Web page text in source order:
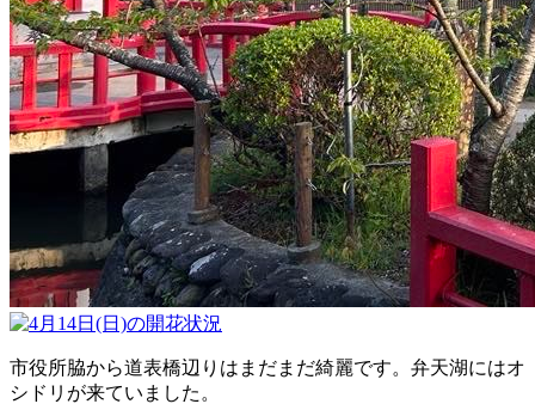
市役所脇から道表橋辺りはまだまだ綺麗です。弁天湖にはオ
シドリが来ていました。